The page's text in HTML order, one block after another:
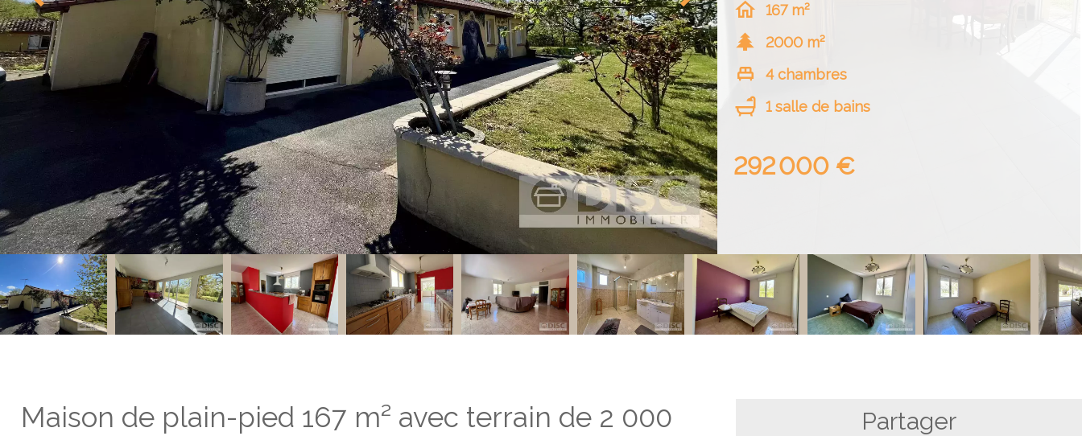
167 m²
2000 m²
4 chambres
1 salle de bains
292 000 €
Maison de plain-pied 167 m² avec terrain de 2 000
Partager